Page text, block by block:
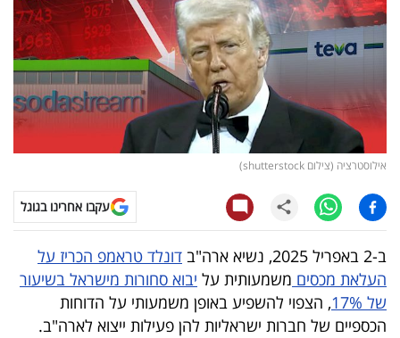
דעות
רכילות
עסקית
קריפטו
ויראלי
טלוויזיה
עסקי
ספורט
קריירה
אילוסטרציה (צילום shutterstock)
עקבו אחרינו בגוגל
ב-2 באפריל 2025, נשיא ארה"ב
דונלד טראמפ הכריז על
העלאת מכסים משמעותית על יבוא סחורות מישראל בשיעור
של 17%
, הצפוי להשפיע באופן משמעותי על הדוחות
הכספיים של חברות ישראליות להן פעילות ייצוא לארה"ב.